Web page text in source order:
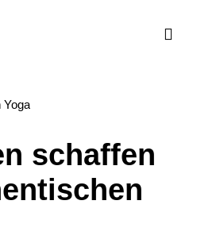
Toggle
schaffen